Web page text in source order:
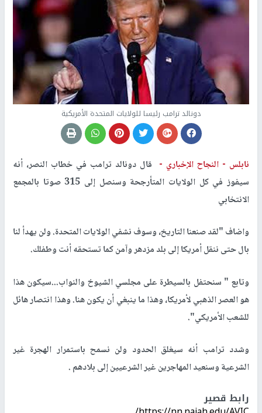
دونالد ترامب رئيسا للولايات المتحدة الأمريكية
نابلس - النجاح الإخباري - قال دونالد ترامب في خطاب النصر، أنه
سيفوز في كل الولايات المتأرجحة وسنصل إلى 315 صوتا بالمجمع
الانتخابي
واضاف "لقد صنعنا التاريخ، وسوف نشفي الولايات المتحدة. ولن يهدأ لنا
بال حتى ننقل أمريكا إلى بلد مزدهر وآمن كما تستحقه أنت وطفلك.
وتابع " سنحتفل بالسيطرة على مجلسي الشيوخ والنواب...سيكون هذا
هو العصر الذهبي لأمريكا، وهذا ما ينبغي أن يكون هنا. وهذا انتصار هائل
للشعب الأمريكي".
وشدد ترامب أنه سيغلق الحدود ولن نسمح باستمرار الهجرة غير
الشرعية وسنعيد المهاجرين غير الشرعيين إلى بلادهم .
رابط قصير